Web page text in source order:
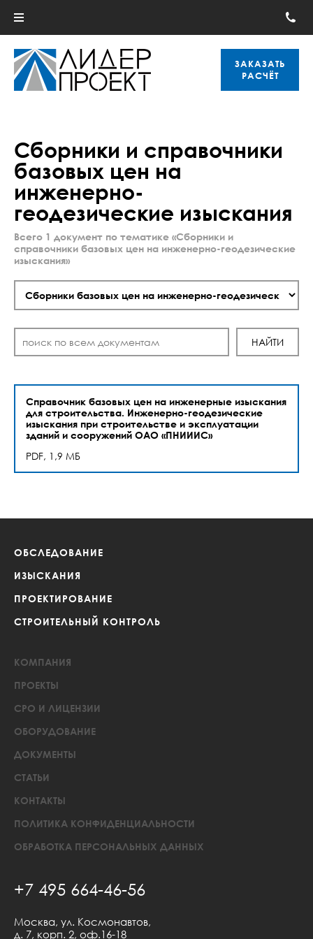
ЗАКАЗАТЬ
РАСЧЁТ
Сборники и справочники
базовых цен на
инженерно-
геодезические изыскания
Всего 1 документ по тематике «Сборники и
справочники базовых цен на инженерно-геодезические
изыскания»
Справочник базовых цен на инженерные изыскания
для строительства. Инженерно-геодезические
изыскания при строительстве и эксплуатации
зданий и сооружений ОАО «ПНИИИС»
PDF, 1,9 МБ
ОБСЛЕДОВАНИЕ
ИЗЫСКАНИЯ
ПРОЕКТИРОВАНИЕ
СТРОИТЕЛЬНЫЙ КОНТРОЛЬ
КОМПАНИЯ
ПРОЕКТЫ
СРО И ЛИЦЕНЗИИ
ОБОРУДОВАНИЕ
ДОКУМЕНТЫ
СТАТЬИ
КОНТАКТЫ
ПОЛИТИКА КОНФИДЕНЦИАЛЬНОСТИ
ОБРАБОТКА ПЕРСОНАЛЬНЫХ ДАННЫХ
+7 495 664-46-56
Москва, ул. Космонавтов,
д. 7, корп. 2, оф.16-18